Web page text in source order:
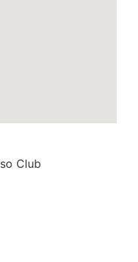
Club